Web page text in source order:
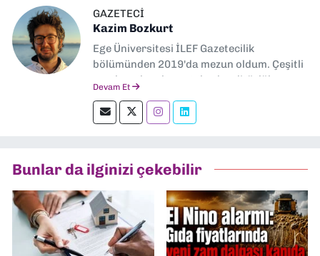
GAZETECI
Kazim Bozkurt
Ege Üniversitesi İLEF Gazetecilik
bölümünden 2019'da mezun oldum. Çeşitli
yerel ve ulusal gazetelerde editörlük,
okumayı severim.
Devam Et
Bunlar da ilginizi çekebilir